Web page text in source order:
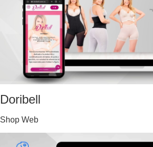
Doribell
Shop Web